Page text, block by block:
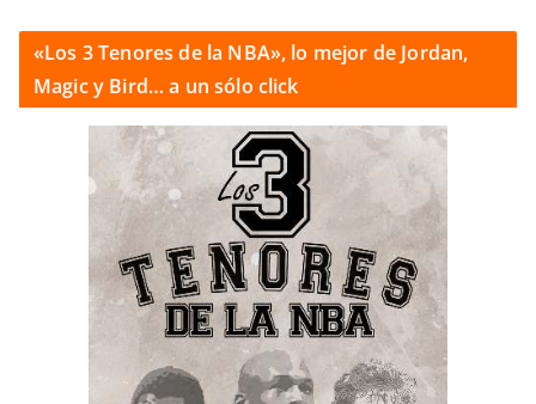
«Los 3 Tenores de la NBA», lo mejor de Jordan,
Magic y Bird… a un sólo click